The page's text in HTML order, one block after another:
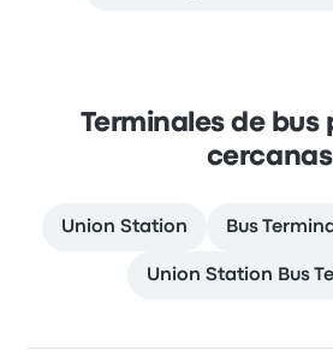
Terminales de bus
cercanas
Union Station Bus
Union Station Bus